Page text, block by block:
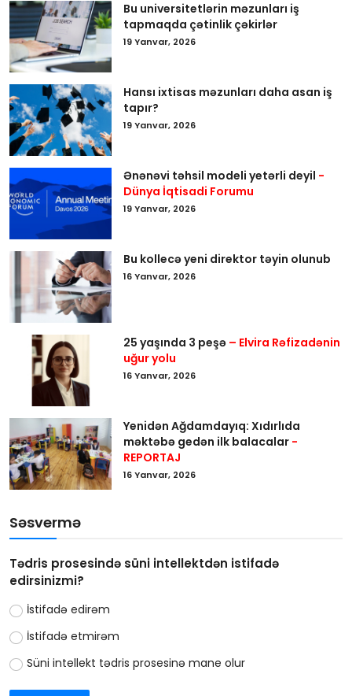
Bu universitetlərin məzunları iş
tapmaqda çətinlik çəkirlər
19 Yanvar, 2026
Hansı ixtisas məzunları daha asan iş
tapır?
19 Yanvar, 2026
Ənənəvi təhsil modeli yetərli deyil -
Dünya İqtisadi Forumu
19 Yanvar, 2026
Bu kollecə yeni direktor təyin olunub
16 Yanvar, 2026
25 yaşında 3 peşə – Elvira Rəfizadənin
uğur yolu
16 Yanvar, 2026
Yenidən Ağdamdayıq: Xıdırlıda
məktəbə gedən ilk balacalar -
REPORTAJ
16 Yanvar, 2026
Səsvermə
Tədris prosesində süni intellektdən istifadə
edirsinizmi?
İstifadə edirəm
İstifadə etmirəm
Süni intellekt tədris prosesinə mane olur